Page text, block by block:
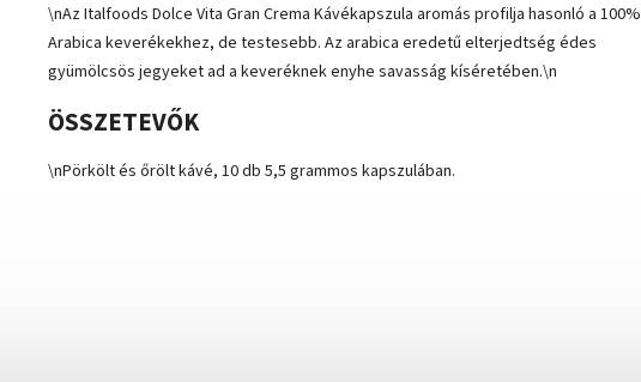
\nAz Italfoods Dolce Vita Gran Crema Kávékapszula aromás profilja hasonló a 100%
Arabica keverékekhez, de testesebb. Az arabica eredetű elterjedtség édes
gyümölcsös jegyeket ad a keveréknek enyhe savasság kíséretében.\n
ÖSSZETEVŐK
\nPörkölt és őrölt kávé, 10 db 5,5 grammos kapszulában.